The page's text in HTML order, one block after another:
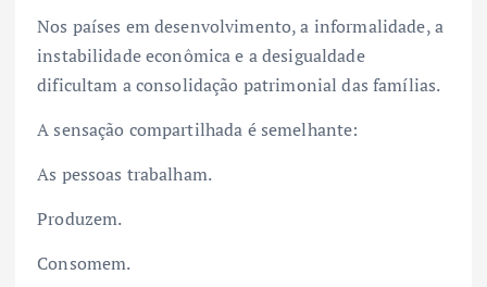
Nos países em desenvolvimento, a informalidade, a
instabilidade econômica e a desigualdade
dificultam a consolidação patrimonial das famílias.
A sensação compartilhada é semelhante:
As pessoas trabalham.
Produzem.
Consomem.